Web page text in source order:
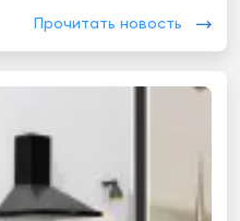
Прочитать новость